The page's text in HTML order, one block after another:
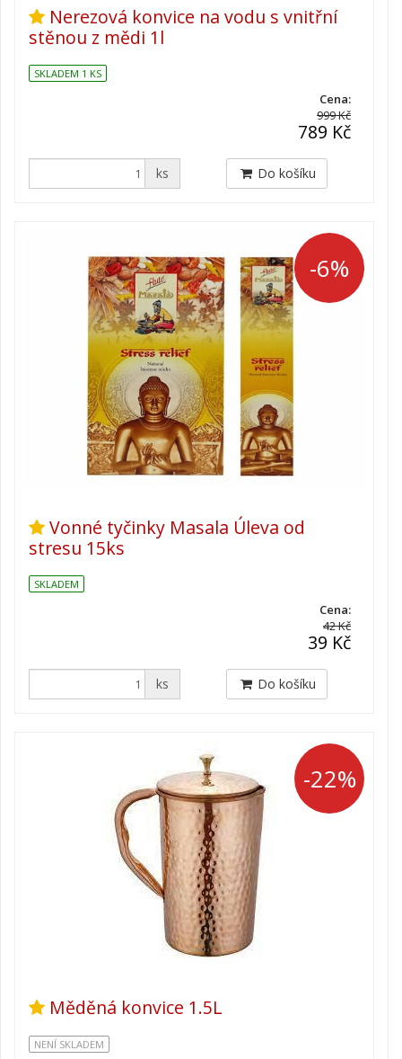
Nerezová konvice na vodu s vnitřní
stěnou z mědi 1l
SKLADEM 1 KS
Cena:
999 Kč
789 Kč
ks Do košíku
-6%
Vonné tyčinky Masala Úleva od
stresu 15ks
SKLADEM
Cena:
42 Kč
39 Kč
ks Do košíku
-22%
Měděná konvice 1.5L
NENÍ SKLADEM